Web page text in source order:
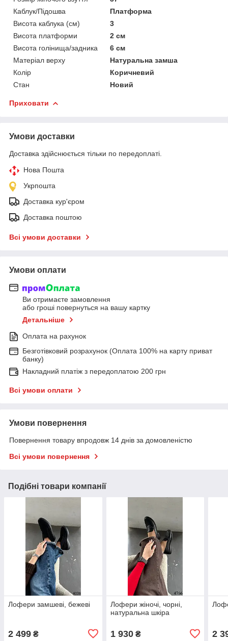
Каблук/Підошва
Платформа
Висота каблука (см)
3
Висота платформи
2 см
Висота голінища/задника
6 см
Матеріал верху
Натуральна замша
Колір
Коричневий
Стан
Новий
Приховати
Умови доставки
Доставка здійснюється тільки по передоплаті.
Нова Пошта
Укрпошта
Доставка кур'єром
Доставка поштою
Всі умови доставки
Умови оплати
Ви отримаєте замовлення
або гроші повернуться на вашу картку
Детальніше
Оплата на рахунок
Безготівковий розрахунок (Оплата 100% на карту приват
банку)
Накладний платіж з передоплатою 200 грн
Всі умови оплати
Умови повернення
Повернення товару впродовж 14 днів за домовленістю
Всі умови повернення
Подібні товари компанії
Лофери замшеві, бежеві
2 499 ₴
Лофери жіночі, чорні,
натуральна шкіра
1 930₴ 2